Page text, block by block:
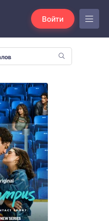
Войти